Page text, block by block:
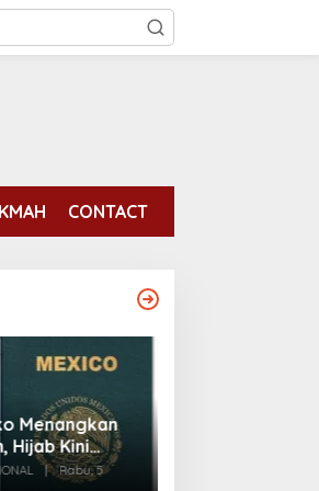
CONTACT
Menangkan
Hijab Kini
|
Rabu, 5